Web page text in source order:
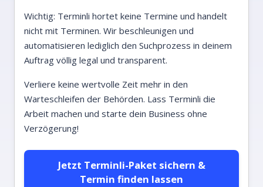
Wichtig: Terminli hortet keine Termine und handelt
nicht mit Terminen. Wir beschleunigen und
automatisieren lediglich den Suchprozess in deinem
Auftrag völlig legal und transparent.
Verliere keine wertvolle Zeit mehr in den
Warteschleifen der Behörden. Lass Terminli die
Arbeit machen und starte dein Business ohne
Verzögerung!
Jetzt Terminli-Paket sichern &
Termin finden lassen